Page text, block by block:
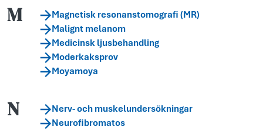
M
Magnetisk resonanstomografi (MR)
Malignt melanom
Medicinsk ljusbehandling
Moderkaksprov
Moyamoya
N
Nerv- och muskelundersökningar
Neurofibromatos